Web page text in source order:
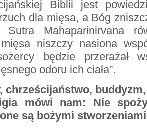
Biblii jest
dla mięsa, a Bóg
Sutra Mahaparinirvana
niszczy nasiona
będzie przerażał
odoru ich ciała”.
chrześcijaństwo,
mówi nam: Nie
są bożymi